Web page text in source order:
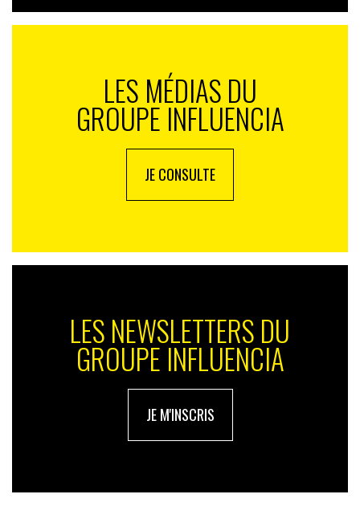
LES MÉDIAS DU
GROUPE INFLUENCIA
JE CONSULTE
LES NEWSLETTERS DU
GROUPE INFLUENCIA
JE M'INSCRIS